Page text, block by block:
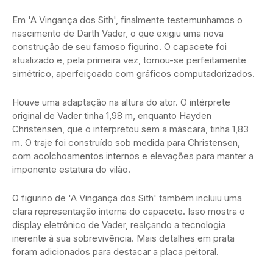
Em 'A Vingança dos Sith', finalmente testemunhamos o
nascimento de Darth Vader, o que exigiu uma nova
construção de seu famoso figurino. O capacete foi
atualizado e, pela primeira vez, tornou-se perfeitamente
simétrico, aperfeiçoado com gráficos computadorizados.
Houve uma adaptação na altura do ator. O intérprete
original de Vader tinha 1,98 m, enquanto Hayden
Christensen, que o interpretou sem a máscara, tinha 1,83
m. O traje foi construído sob medida para Christensen,
com acolchoamentos internos e elevações para manter a
imponente estatura do vilão.
O figurino de 'A Vingança dos Sith' também incluiu uma
clara representação interna do capacete. Isso mostra o
display eletrônico de Vader, realçando a tecnologia
inerente à sua sobrevivência. Mais detalhes em prata
foram adicionados para destacar a placa peitoral.